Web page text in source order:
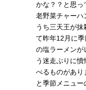
かな？？と思っ
老野菜チャーハ
うち三天王が
て昨年12月に
の塩ラーメンが
う迷走ぶりに
べるものがあり
と季節メニュ